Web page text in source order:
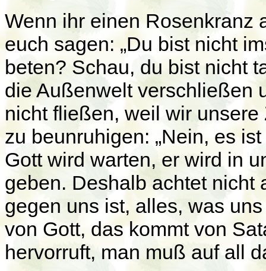
Wenn ihr einen Rosenkranz
euch sagen: „Du bist nicht
beten? Schau, du bist nicht
die Außenwelt verschließen
nicht fließen, weil wir
zu beunruhigen: „Nein, es
Gott wird warten, er wird in
geben. Deshalb achtet nicht
gegen uns ist, alles, was
von Gott, das kommt von
hervorruft, man muß auf all